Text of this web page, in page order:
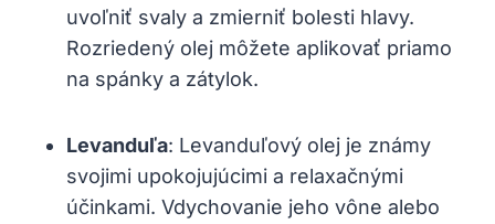
uvoľniť svaly a zmierniť bolesti hlavy.
Rozriedený olej môžete aplikovať priamo
na spánky a zátylok.
Levanduľa: Levanduľový olej je známy
svojimi upokojujúcimi a relaxačnými
účinkami. Vdychovanie jeho vône alebo